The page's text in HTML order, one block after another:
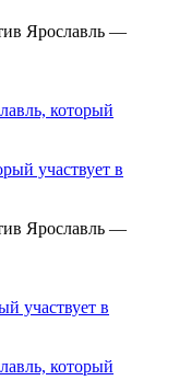
Ярославль —
Ярославль —